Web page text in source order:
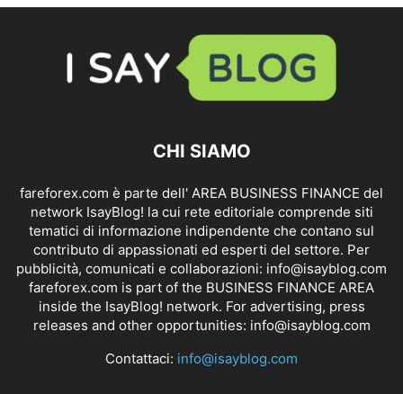
CHI SIAMO
fareforex.com è parte dell' AREA BUSINESS FINANCE del
network IsayBlog! la cui rete editoriale comprende siti
tematici di informazione indipendente che contano sul
contributo di appassionati ed esperti del settore. Per
pubblicità, comunicati e collaborazioni: info@isayblog.com
fareforex.com is part of the BUSINESS FINANCE AREA
inside the IsayBlog! network. For advertising, press
releases and other opportunities: info@isayblog.com
Contattaci: info@isayblog.com